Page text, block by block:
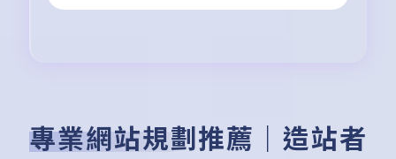
專業網站規劃推薦｜造站者